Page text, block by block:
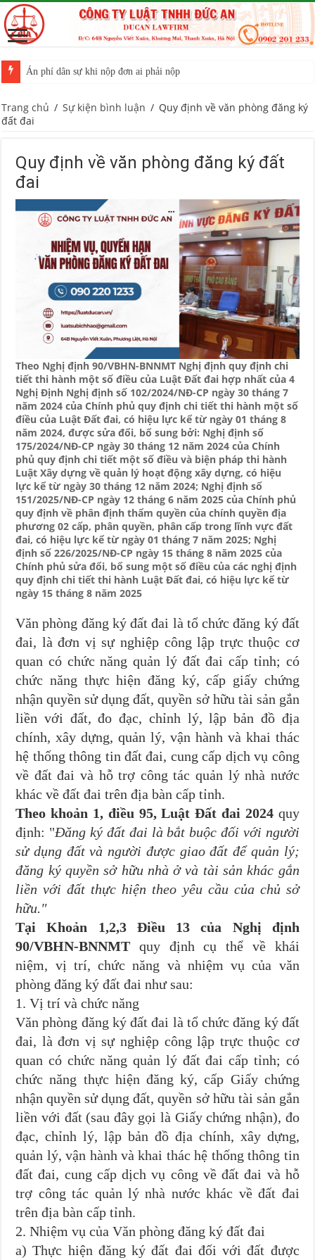
Án phí dân sự khi nộp đơn ai phải nộp
Trang chủ / Sự kiện bình luận / Quy định về văn phòng đăng ký
đất đai
Quy định về văn phòng đăng ký đất
đai
Theo Nghị định 90/VBHN-BNNMT Nghị định quy định chi
tiết thi hành một số điều của Luật Đất đai hợp nhất của 4
Nghị Định Nghị định số 102/2024/NĐ-CP ngày 30 tháng 7
năm 2024 của Chính phủ quy định chi tiết thi hành một số
điều của Luật Đất đai, có hiệu lực kể từ ngày 01 tháng 8
năm 2024, được sửa đổi, bổ sung bởi: Nghị định số
175/2024/NĐ-CP ngày 30 tháng 12 năm 2024 của Chính
phủ quy định chi tiết một số điều và biện pháp thi hành
Luật Xây dựng về quản lý hoạt động xây dựng, có hiệu
lực kể từ ngày 30 tháng 12 năm 2024; Nghị định số
151/2025/NĐ-CP ngày 12 tháng 6 năm 2025 của Chính phủ
quy định về phân định thẩm quyền của chính quyền địa
phương 02 cấp, phân quyền, phân cấp trong lĩnh vực đất
đai, có hiệu lực kể từ ngày 01 tháng 7 năm 2025; Nghị
định số 226/2025/NĐ-CP ngày 15 tháng 8 năm 2025 của
Chính phủ sửa đổi, bổ sung một số điều của các nghị định
quy định chi tiết thi hành Luật Đất đai, có hiệu lực kể từ
ngày 15 tháng 8 năm 2025
Văn phòng đăng ký đất đai là tổ chức đăng ký đất
đai, là đơn vị sự nghiệp công lập trực thuộc cơ
quan có chức năng quản lý đất đai cấp tỉnh; có
chức năng thực hiện đăng ký, cấp giấy chứng
nhận quyền sử dụng đất, quyền sở hữu tài sản gắn
liền với đất, đo đạc, chỉnh lý, lập bản đồ địa
chính, xây dựng, quản lý, vận hành và khai thác
hệ thống thông tin đất đai, cung cấp dịch vụ công
về đất đai và hỗ trợ công tác quản lý nhà nước
khác về đất đai trên địa bàn cấp tỉnh.
Theo khoản 1, điều 95, Luật Đất đai 2024 quy
định: "Đăng ký đất đai là bắt buộc đối với người
sử dụng đất và người được giao đất để quản lý;
đăng ký quyền sở hữu nhà ở và tài sản khác gắn
liền với đất thực hiện theo yêu cầu của chủ sở
hữu."
Tại Khoản 1,2,3 Điều 13 của Nghị định
90/VBHN-BNNMT quy định cụ thể về khái
niệm, vị trí, chức năng và nhiệm vụ của văn
phòng đăng ký đất đai như sau:
1. Vị trí và chức năng
Văn phòng đăng ký đất đai là tổ chức đăng ký đất
đai, là đơn vị sự nghiệp công lập trực thuộc cơ
quan có chức năng quản lý đất đai cấp tỉnh; có
chức năng thực hiện đăng ký, cấp Giấy chứng
nhận quyền sử dụng đất, quyền sở hữu tài sản gắn
liền với đất (sau đây gọi là Giấy chứng nhận), đo
đạc, chỉnh lý, lập bản đồ địa chính, xây dựng,
quản lý, vận hành và khai thác hệ thống thông tin
đất đai, cung cấp dịch vụ công về đất đai và hỗ
trợ công tác quản lý nhà nước khác về đất đai
trên địa bàn cấp tỉnh.
2. Nhiệm vụ của Văn phòng đăng ký đất đai
a) Thực hiện đăng ký đất đai đối với đất được